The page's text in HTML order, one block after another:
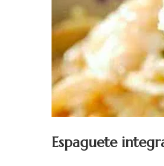
Espaguete